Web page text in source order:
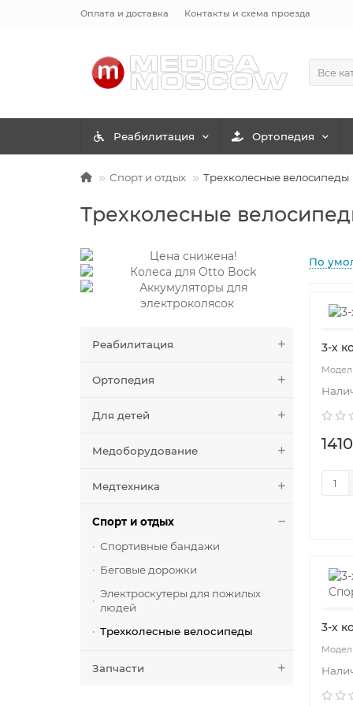
Оплата и доставка Контакты и схема проезда
Все
Реабилитация Ортопедия
Спорт и отдых Трехколесные велосипеды
Трехколесные
Реабилитация
Ортопедия
Для детей
Медоборудование
Mедтехника
Спорт и отдых
Спортивные бандажи
Беговые дорожки
Электроскутеры для пожилых
людей
Трехколесные велосипеды
Запчасти
По
3-х
3-х